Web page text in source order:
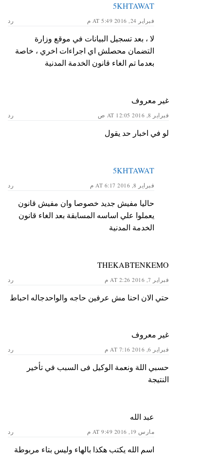
5KHTAWAT
فبراير 24, 2016 AT 5:49 م رد
لا ، بعد تسجيل البيانات في موقع وزارة
التضمان محصلش اي اجراءات اخري ، خاصة
بعدما تم الغاء قانون الخدمة المدنية
غير معروف
فبراير 8, 2016 AT 12:05 ص رد
لو في اخبار حد يقول
5KHTAWAT
فبراير 8, 2016 AT 6:17 م رد
حاليا مفيش جديد خصوصا وان مفيش قانون
يعملوا علي اساسه المسابقة بعد الغاء قانون
الخدمة المدنية
THEKABTENKEMO
فبراير 7, 2016 AT 2:26 م رد
حتي الان احنا مش عرفين حاجه والواحدجاله احباط
غير معروف
فبراير 6, 2016 AT 7:16 م رد
حسبي اللة ونعمة الوكيل فى السبب في تأخير
النتيجة
عبد الله
مارس 19, 2016 AT 9:49 م رد
اسم الله يكتب هكذا بالهاء وليس بتاء مربوطة